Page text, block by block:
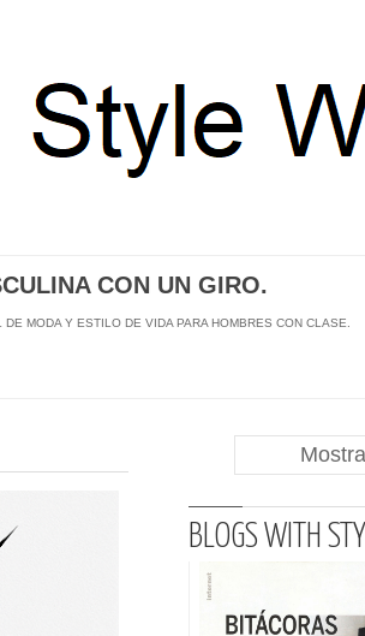
CON UN GIRO.
MODA Y ESTILO DE VIDA PARA HOMBRES CON CLASE.
BLOGS WITH